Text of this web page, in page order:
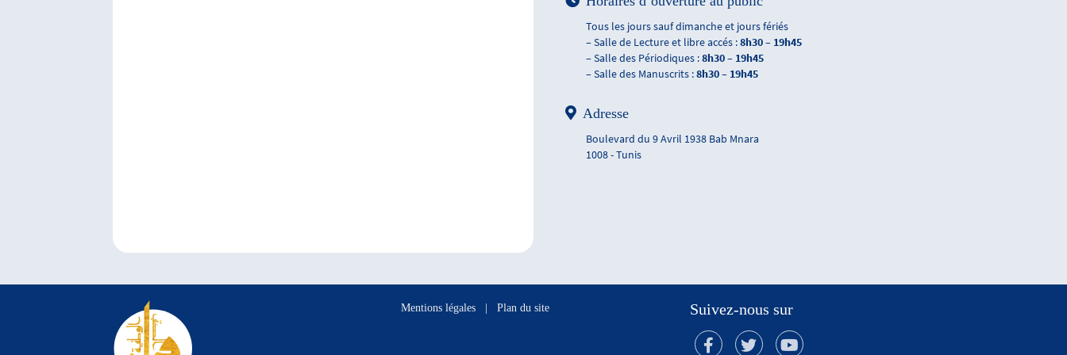
Tous les jours sauf dimanche et jours fériés
– Salle de Lecture et libre accés :8h30 – 19h45
– Salle des Périodiques :8h30 – 19h45
– Salle des Manuscrits :8h30 – 19h45
Adresse
Boulevard du 9 Avril 1938 Bab Mnara
1008 - Tunis
Mentions légales Plan du site Suivez-nous sur